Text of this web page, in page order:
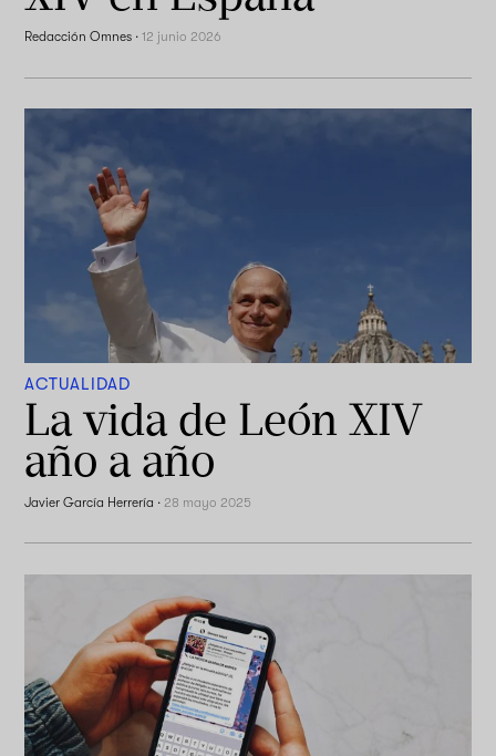
Redacción Omnes ·12 junio 2026
ACTUALIDAD
La vida de León XIV
año a año
Javier García Herrería · 28 mayo 2025